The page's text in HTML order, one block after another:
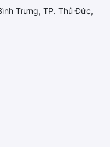
Trưng, TP. Thủ Đức,